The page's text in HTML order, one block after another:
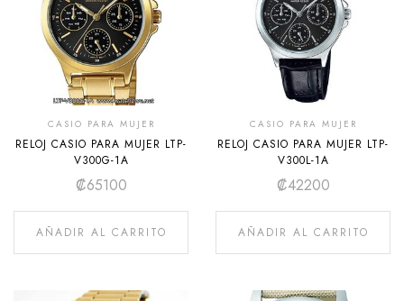
CASIO PARA MUJER
RELOJ CASIO PARA MUJER LTP-
V300G-1A
₡65100
AÑADIR AL CARRITO
CASIO PARA MUJER
RELOJ CASIO PARA MUJER LTP-
V300L-1A
₡42200
AÑADIR AL CARRITO